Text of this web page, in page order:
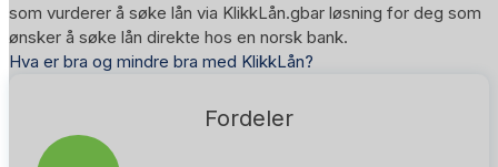
som vurderer å søke lån via KlikkLån.gbar løsning for deg som
ønsker å søke lån direkte hos en norsk bank.
Hva er bra og mindre bra med KlikkLån?
Fordeler